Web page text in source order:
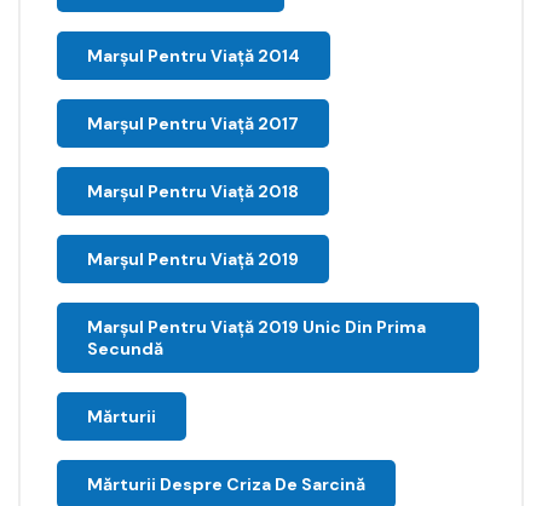
Marșul Pentru Viață 2014
Marșul Pentru Viață 2017
Marșul Pentru Viață 2018
Marșul Pentru Viață 2019
Marșul Pentru Viață 2019 Unic Din Prima
Secundă
Mărturii
Mărturii Despre Criza De Sarcină